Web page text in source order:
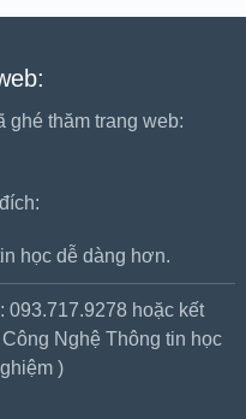
ghé thăm trang web:
học dễ dàng hơn.
hoặc kết
Nghệ Thông tin học
)